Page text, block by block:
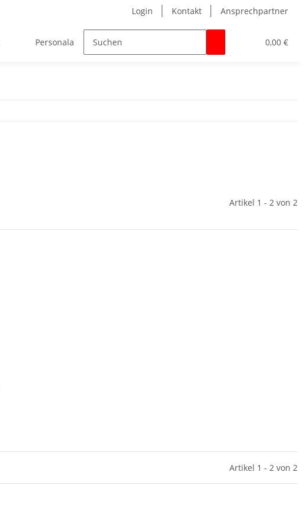
Login Kontakt Ansprechpartner
0,00 €
Personalakten / Universalmappen Zubehör für Hefter und
Artikel 1 - 2 von 2
Artikel 1 - 2 von 2